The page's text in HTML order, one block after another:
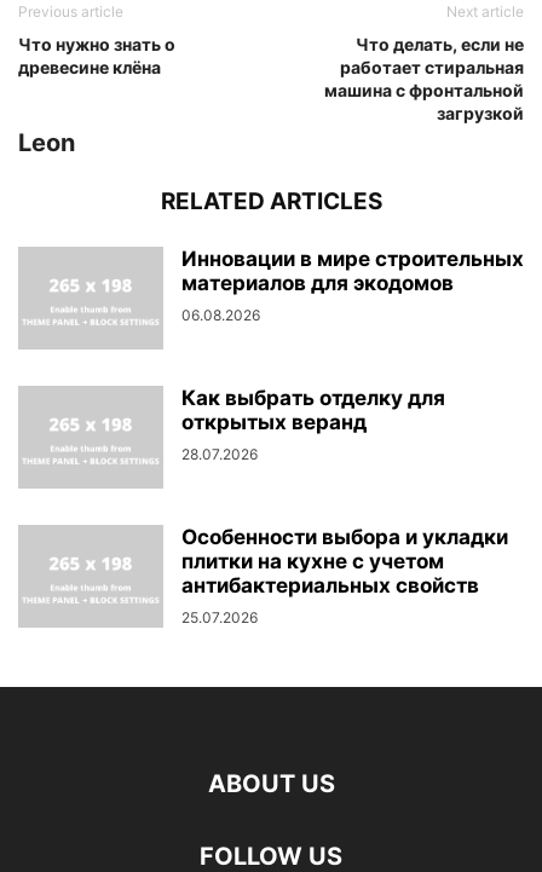
Previous article
Что нужно знать о
древесине клёна
Next article
Что делать, если не
работает стиральная
машина с фронтальной
загрузкой
Leon
RELATED ARTICLES
Инновации в мире строительных
материалов для экодомов
06.08.2026
Как выбрать отделку для
открытых веранд
28.07.2026
Особенности выбора и укладки
плитки на кухне с учетом
антибактериальных свойств
25.07.2026
ABOUT US
FOLLOW US